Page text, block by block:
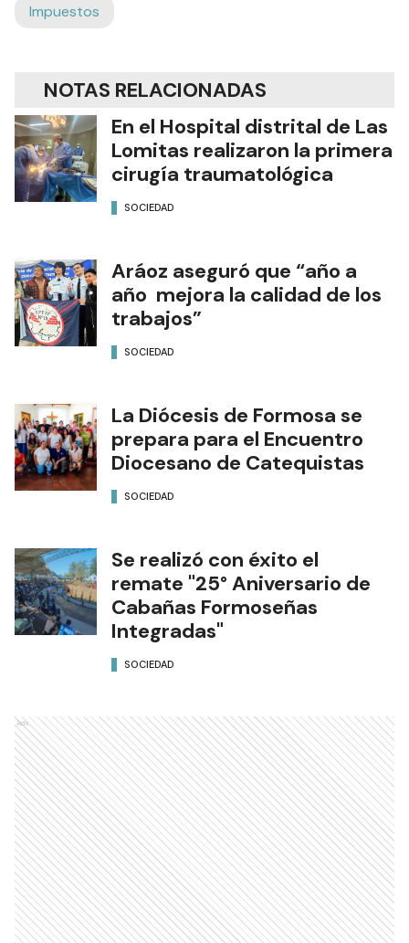
Impuestos
NOTAS RELACIONADAS
En el Hospital distrital de Las
Lomitas realizaron la primera
cirugía traumatológica
SOCIEDAD
Aráoz aseguró que “año a
año mejora la calidad de los
trabajos”
SOCIEDAD
La Diócesis de Formosa se
prepara para el Encuentro
Diocesano de Catequistas
SOCIEDAD
Se realizó con éxito el
remate "25° Aniversario de
Cabañas Formoseñas
Integradas"
SOCIEDAD
Ads